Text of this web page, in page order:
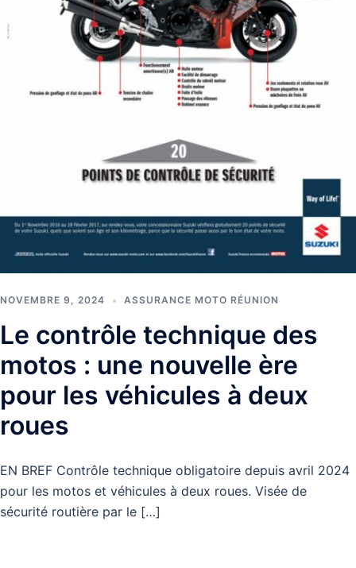
NOVEMBRE 9, 2024 ASSURANCE MOTO RÉUNION
Le contrôle technique des
motos : une nouvelle ère
pour les véhicules à deux
roues
EN BREF Contrôle technique obligatoire depuis avril 2024
pour les motos et véhicules à deux roues. Visée de
sécurité routière par le […]